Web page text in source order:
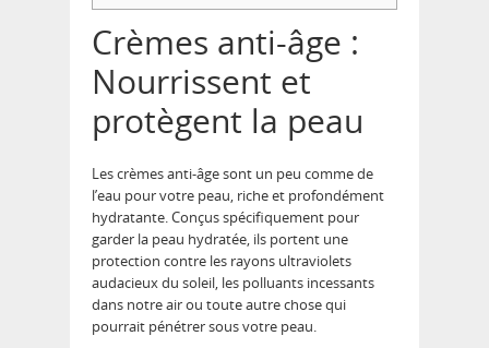
Crèmes anti-âge :
Nourrissent et
protègent la peau
Les crèmes anti-âge sont un peu comme de
l’eau pour votre peau, riche et profondément
hydratante. Conçus spécifiquement pour
garder la peau hydratée, ils portent une
protection contre les rayons ultraviolets
audacieux du soleil, les polluants incessants
dans notre air ou toute autre chose qui
pourrait pénétrer sous votre peau.